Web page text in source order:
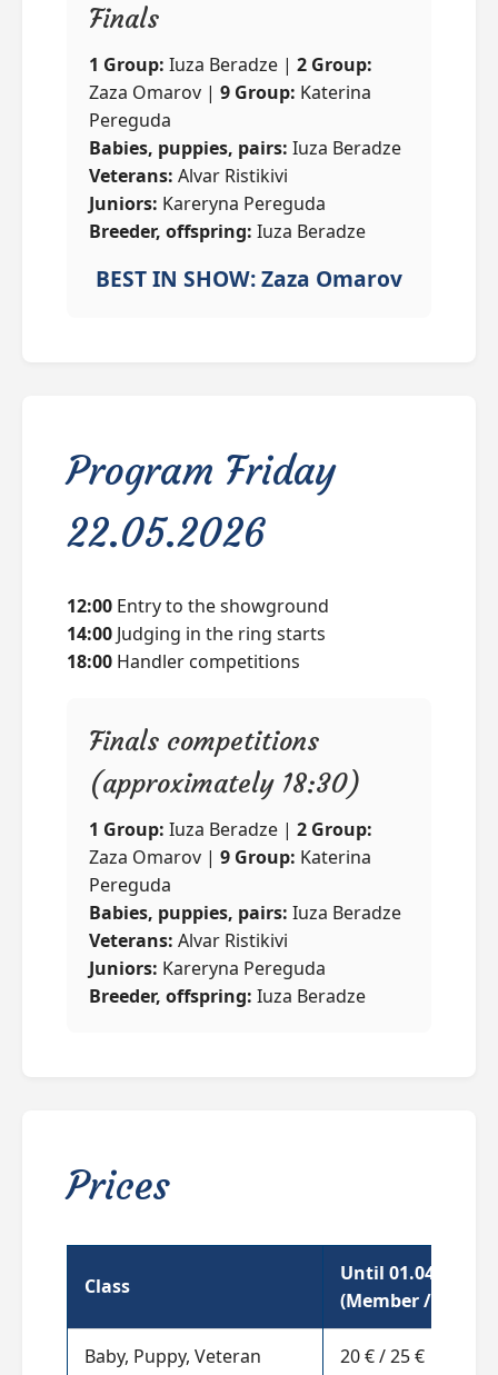
Finals
1 Group: Iuza Beradze | 2 Group:
Zaza Omarov | 9 Group: Katerina
Pereguda
Babies, puppies, pairs: Iuza Beradze
Veterans: Alvar Ristikivi
Juniors: Kareryna Pereguda
Breeder, offspring: Iuza Beradze
BEST IN SHOW: Zaza Omarov
Program Friday
22.05.2026
12:00 Entry to the showground
14:00 Judging in the ring starts
18:00 Handler competitions
Finals competitions
(approximately 18:30)
1 Group: Iuza Beradze | 2 Group:
Zaza Omarov | 9 Group: Katerina
Pereguda
Babies, puppies, pairs: Iuza Beradze
Veterans: Alvar Ristikivi
Juniors: Kareryna Pereguda
Breeder, offspring: Iuza Beradze
Prices
Class
Until 01.04.2026
(Member / Non)
Baby, Puppy, Veteran 20 € / 25 €